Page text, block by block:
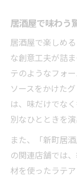
居酒屋で味わう
居酒屋で楽しめ
な創意工夫が詰
テのようなフォ
ソースをかけた
は、味だけでな
別なひとときを演
また、「新町居
の関連店舗では
材を使ったラテ